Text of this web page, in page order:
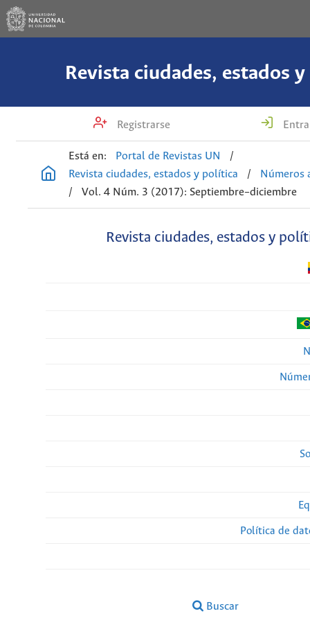
Revista ciudades, estados
Registrarse
Está en: Portal de Revistas UN
/
Revista ciudades, estados y política
/
Números
/
Vol. 4 Núm. 3 (2017): Septiembre–diciembre
Revista ciudades, estados y
Política de
Buscar